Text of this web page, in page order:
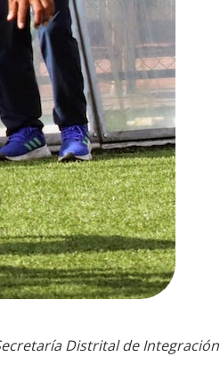
Distrital de Integración